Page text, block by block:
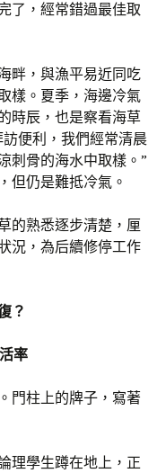
了，經常錯過最佳取
畔，與漁平易近同吃
樣。夏季，海邊冷氣
時辰，也是察看海草
便利，我們經常清晨
刺骨的海水中取樣。”
但仍是難抵冷氣。
的熟悉逐步清楚，厘
況，為后續修停工作
？
率
門柱上的牌子，寫著
理學生蹲在地上，正